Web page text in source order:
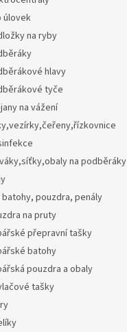
úlovek
na ryby
hlavy
tyče
na vážení
na podběráky
batohy, pouzdra, penály
na pruty
přepravní tašky
batohy
pouzdra a obaly
tašky